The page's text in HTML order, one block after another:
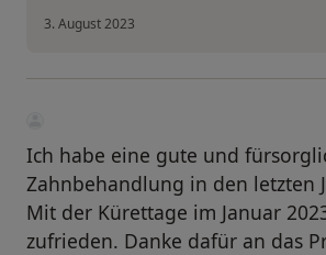
3. August 2023
Ich habe eine gute und
Zahnbehandlung in den letzten
Mit der Kürettage im Januar
zufrieden. Danke dafür an das